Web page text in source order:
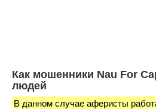
Как мошенники Nau For
людей
В данном случае аферисты